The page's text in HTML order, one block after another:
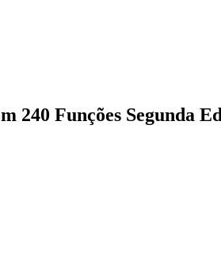
240 Funções Segunda